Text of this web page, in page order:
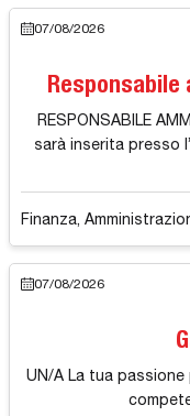
07/08/2026
RESPONSABILE
sarà inserita presso
Finanza,
07/08/2026
UN/A La tua